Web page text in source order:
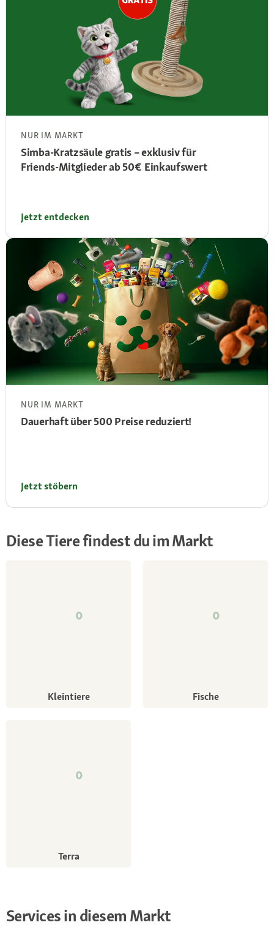
NUR IM MARKT
Simba‑Kratzsäule gratis – exklusiv für
Friends‑Mitglieder ab 50 € Einkaufswert
Jetzt entdecken
NUR IM MARKT
Dauerhaft über 500 Preise reduziert!
Jetzt stöbern
Diese Tiere findest du im Markt
Kleintiere Fische
Terra
Services in diesem Markt